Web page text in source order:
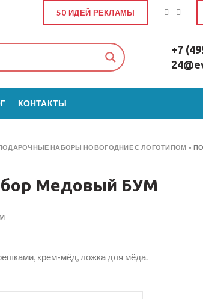
50 ИДЕЙ РЕКЛАМЫ
+7
КОНТАКТЫ
НАБОРЫ НОВОГОДНИЕ С ЛОГОТИПОМ »
Медовый БУМ
крем-мёд, ложка для мёда.